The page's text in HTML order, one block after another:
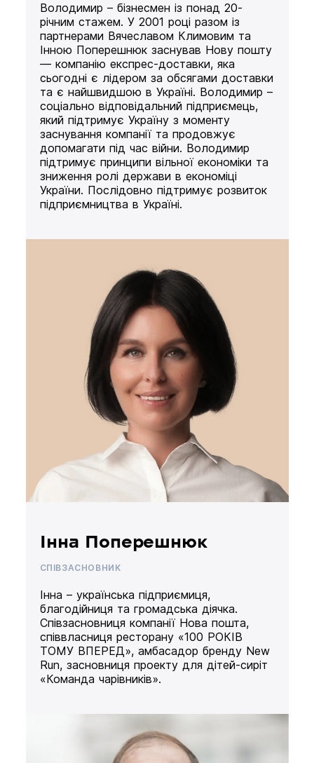
Володимир – бізнесмен із понад 20-
річним стажем. У 2001 році разом із
партнерами Вячеславом Климовим та
Інною Поперешнюк заснував Нову пошту
— компанію експрес-доставки, яка
сьогодні є лідером за обсягами доставки
та є найшвидшою в Україні. Володимир –
соціально відповідальний підприємець,
який підтримує Україну з моменту
заснування компанії та продовжує
допомагати під час війни. Володимир
підтримує принципи вільної економіки та
зниження ролі держави в економіці
України. Послідовно підтримує розвиток
підприємництва в Україні.
Інна Поперешнюк
СПІВЗАСНОВНИК
Інна – українська підприємиця,
благодійниця та громадська діячка.
Співзасновниця компанії Нова пошта,
співвласниця ресторану «100 РОКІВ
ТОМУ ВПЕРЕД», амбасадор бренду New
Run, засновниця проекту для дітей-сиріт
«Команда чарівників».